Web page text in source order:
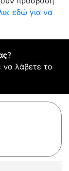
εδώ για να
?
να λάβετε το